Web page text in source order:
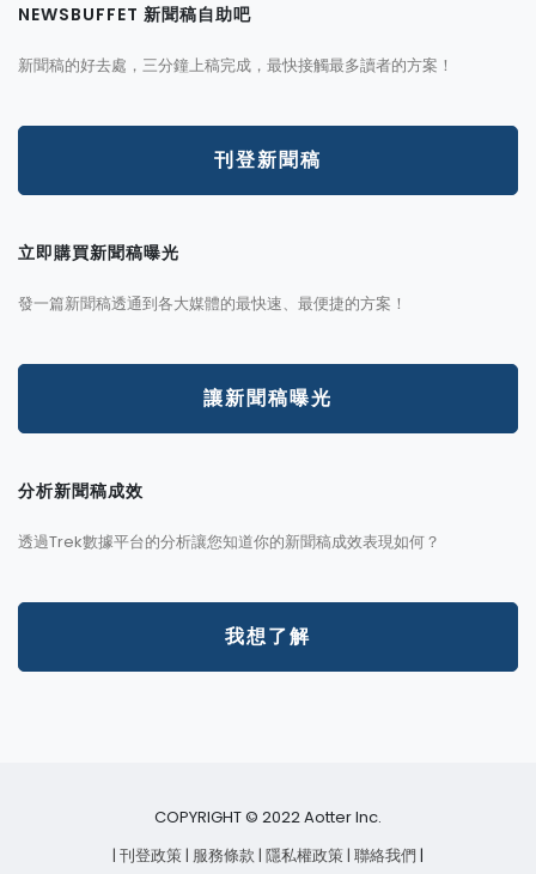
NEWSBUFFET 新聞稿自助吧
新聞稿的好去處，三分鐘上稿完成，最快接觸最多讀者的方案！
刊登新聞稿
立即購買新聞稿曝光
發一篇新聞稿透通到各大媒體的最快速、最便捷的方案！
讓新聞稿曝光
分析新聞稿成效
透過Trek數據平台的分析讓您知道你的新聞稿成效表現如何？
我想了解
COPYRIGHT © 2022 Aotter Inc.
| 刊登政策| 服務條款 | 隱私權政策| 聯絡我們 |